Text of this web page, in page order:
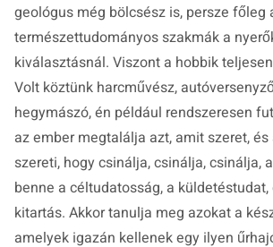
geológus még bölcsész is, persze főleg
természettudományos szakmák a
kiválasztásnál. Viszont a hobbik
Volt köztünk harcművész,
hegymászó, én például rendszeresen
az ember megtalálja azt, amit szeret,
szereti, hogy csinálja, csinálja, csinálja,
benne a céltudatosság, a
kitartás. Akkor tanulja meg azokat a
amelyek igazán kellenek egy ilyen